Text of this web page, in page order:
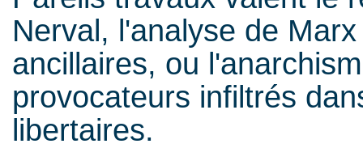
Nerval, l'analyse de
ancillaires, ou
provocateurs infiltrés